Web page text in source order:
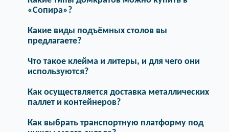
«Сопира»?
Какие виды подъёмных столов вы
предлагаете?
Что такое клейма и литеры, и для чего они
используются?
Как осуществляется доставка металлических
паллет и контейнеров?
Как выбрать транспортную платформу под